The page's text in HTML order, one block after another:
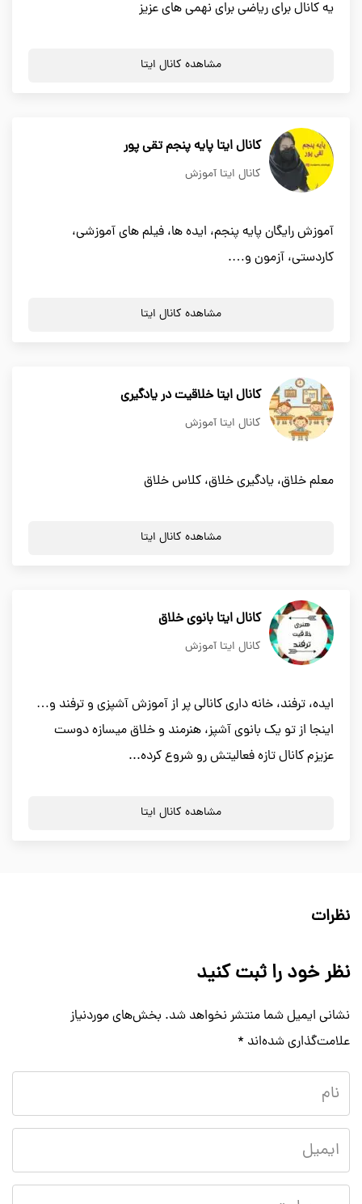
یه کانال برای ریاضی برای نهمی های عزیز
مشاهده کانال ایتا
کانال ایتا پایه پنجم تقی پور
کانال ایتا آموزش
آموزش رایگان پایه پنجم، ایده ها، فیلم های آموزشی،
کاردستی، آزمون و….
مشاهده کانال ایتا
کانال ایتا خلاقیت در یادگیری
کانال ایتا آموزش
معلم خلاق، یادگیری خلاق، کلاس خلاق
مشاهده کانال ایتا
کانال ایتا بانوی خلاق
کانال ایتا آموزش
ایده، ترفند، خانه داری کانالی پر از آموزش آشپزی و ترفند و…
اینجا از تو یک بانوی آشپز، هنرمند و خلاق میسازه دوست
عزیزم کانال تازه فعالیتش رو شروع کرده...
مشاهده کانال ایتا
نظرات
نظر خود را ثبت کنید
نشانی ایمیل شما منتشر نخواهد شد. بخش‌های موردنیاز
علامت‌گذاری شده‌اند *